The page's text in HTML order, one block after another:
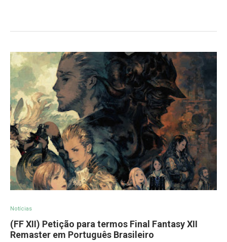
Notícias
(FF XII) Petição para termos Final Fantasy XII
Remaster em Português Brasileiro